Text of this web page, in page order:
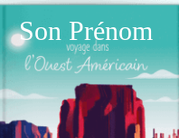
Son Prénom